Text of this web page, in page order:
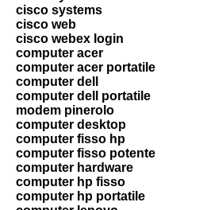
cisco systems
cisco web
cisco webex login
computer acer
computer acer portatile
computer dell
computer dell portatile
modem pinerolo
computer desktop
computer fisso hp
computer fisso potente
computer hardware
computer hp fisso
computer hp portatile